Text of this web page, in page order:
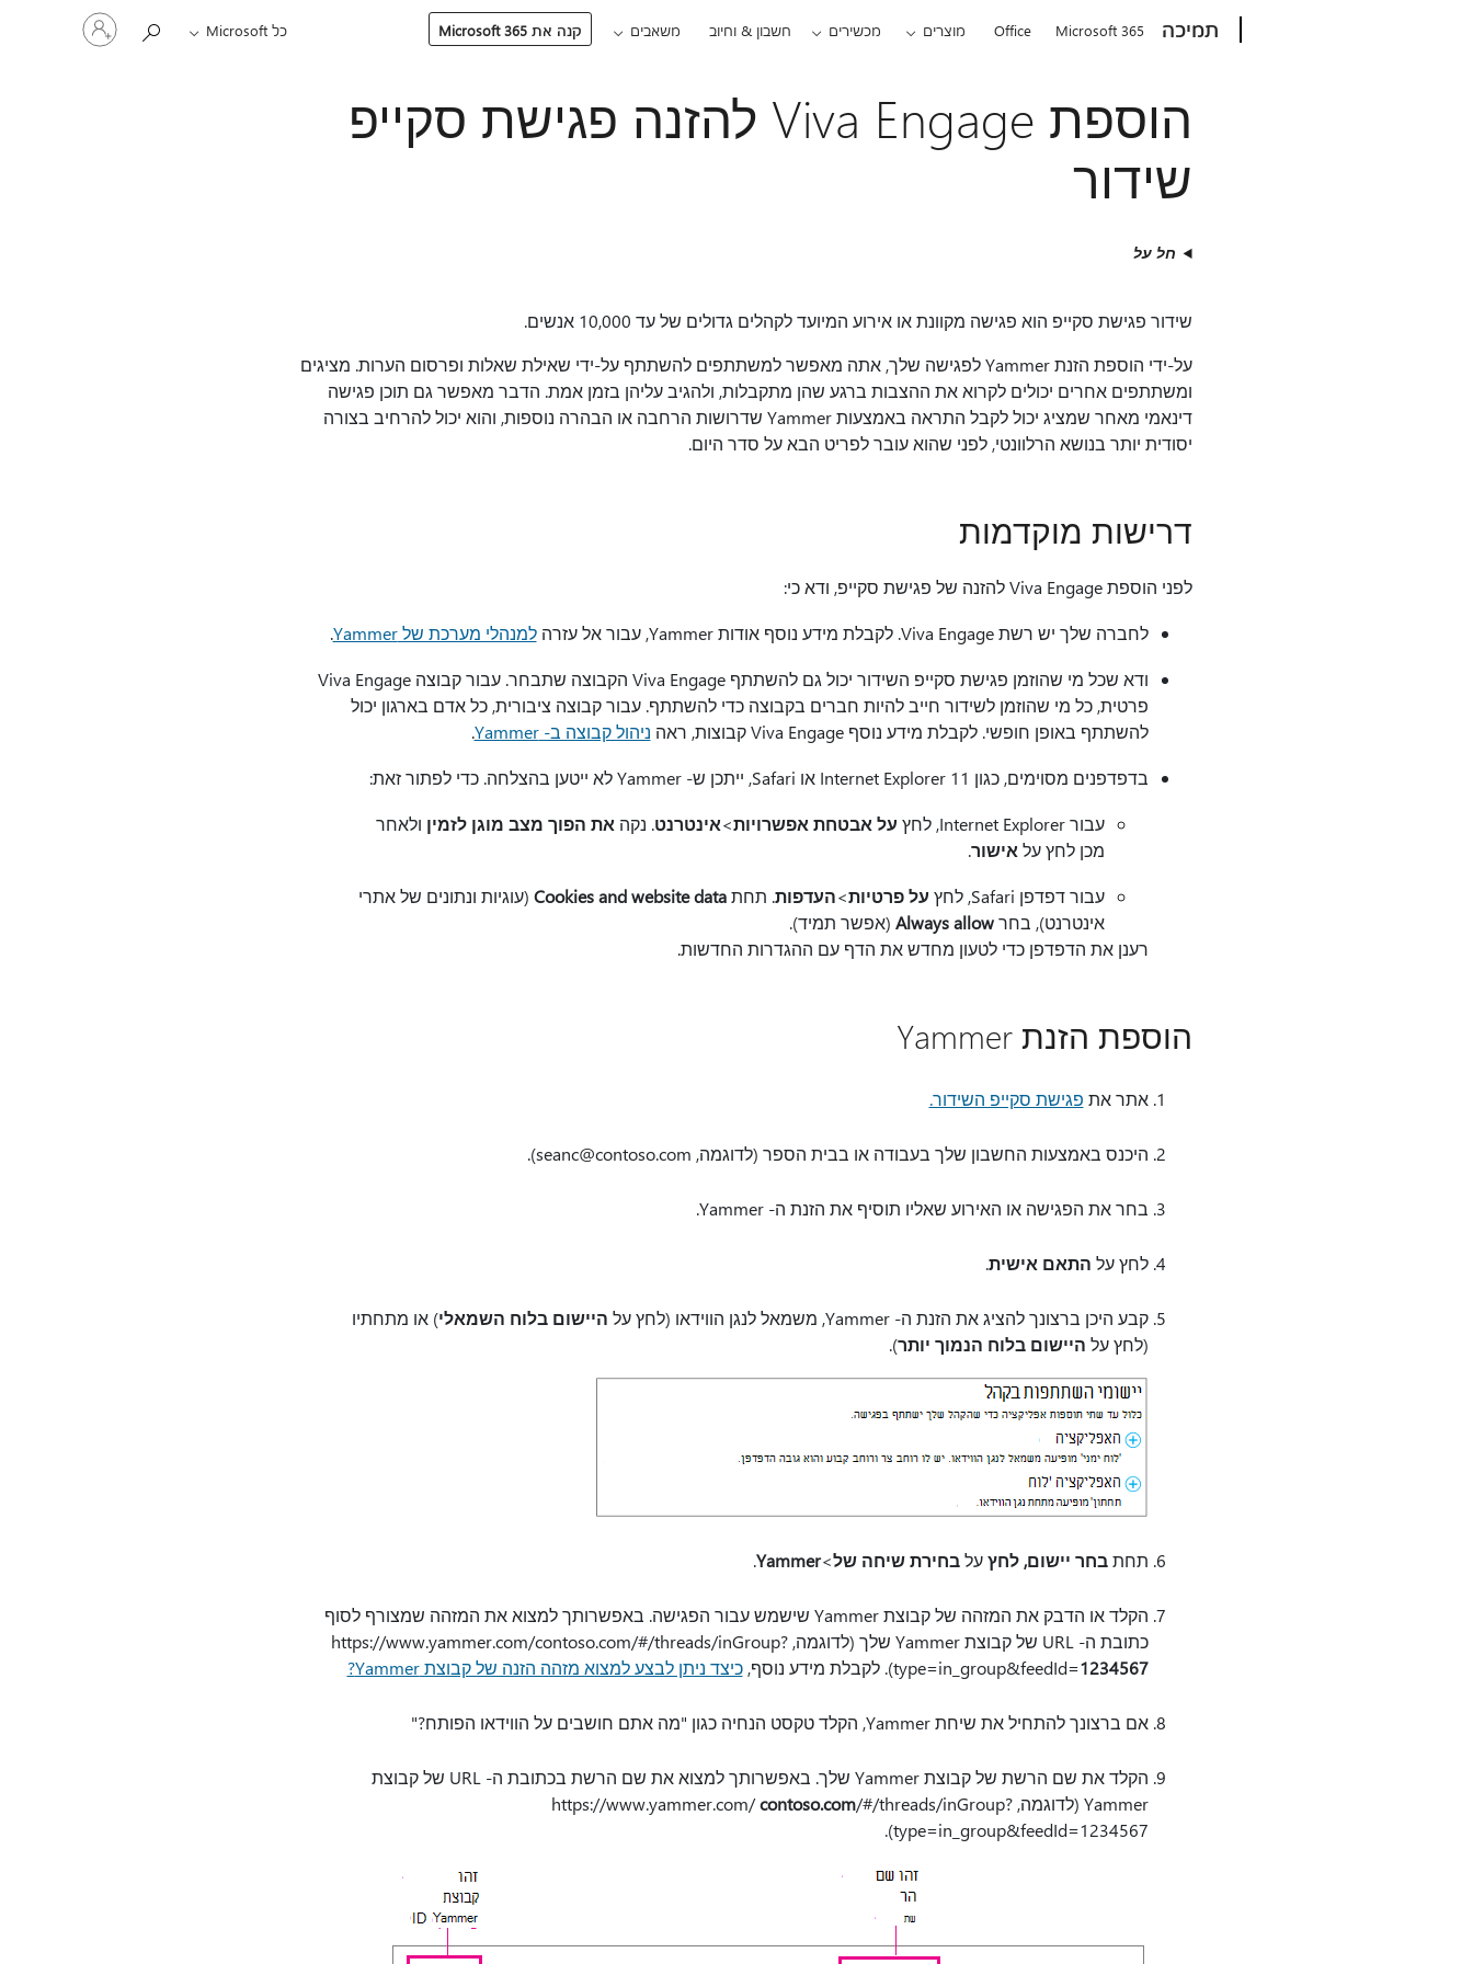
תמיכה Microsoft 365
Office מוצרים מכשירים חשבון & וחיוב משאבים קנה את Microsoft 365 כל Microsoft
היכנס
לחשבון
שלך
הוספת Viva Engage להזנה פגישת סקייפ
שידור
חל על
שידור פגישת סקייפ הוא פגישה מקוונת או אירוע המיועד לקהלים גדולים של עד 10,000 אנשים.
על-ידי הוספת הזנת Yammer לפגישה שלך, אתה מאפשר למשתתפים להשתתף על-ידי שאילת שאלות ופרסום הערות. מציגים
ומשתתפים אחרים יכולים לקרוא את ההצבות ברגע שהן מתקבלות, ולהגיב עליהן בזמן אמת. הדבר מאפשר גם תוכן פגישה
דינאמי מאחר שמציג יכול לקבל התראה באמצעות Yammer שדרושות הרחבה או הבהרה נוספות, והוא יכול להרחיב בצורה
יסודית יותר בנושא הרלוונטי, לפני שהוא עובר לפריט הבא על סדר היום.
דרישות מוקדמות
לפני הוספת Viva Engage להזנה של פגישת סקייפ, ודא כי:
לחברה שלך יש רשת Viva Engage. לקבלת מידע נוסף אודות Yammer, עבור אל עזרה
למנהלי מערכת של Yammer
.
ודא שכל מי שהוזמן פגישת סקייפ השידור יכול גם להשתתף Viva Engage הקבוצה שתבחר. עבור קבוצה Viva Engage
פרטית, כל מי שהוזמן לשידור חייב להיות חברים בקבוצה כדי להשתתף. עבור קבוצה ציבורית, כל אדם בארגון יכול
להשתתף באופן חופשי. לקבלת מידע נוסף Viva Engage קבוצות, ראה
ניהול קבוצה ב- Yammer
.
בדפדפנים מסוימים, כגון Internet Explorer 11 או Safari, ייתכן ש- Yammer לא ייטען בהצלחה. כדי לפתור זאת:
עבור Internet Explorer, לחץ
על אבטחת אפשרויות>אינטרנט. נקה את הפוך מצב מוגן לזמין ולאחר
מכן לחץ על אישור.
עבור דפדפן Safari, לחץ
על פרטיות>העדפות. תחתCookies and website data (עוגיות ונתונים של אתרי
אינטרנט), בחרAlways allow (אפשר תמיד).
רענן את הדפדפן כדי לטעון מחדש את הדף עם ההגדרות החדשות.
הוספת הזנת Yammer
אתר את פגישת סקייפ השידור.
היכנס באמצעות החשבון שלך בעבודה או בבית הספר (לדוגמה, seanc@contoso.com).
בחר את הפגישה או האירוע שאליו תוסיף את הזנת ה- Yammer.
לחץ על התאם אישית.
קבע היכן ברצונך להציג את הזנת ה- Yammer, משמאל לנגן הווידאו (לחץ על היישום בלוח השמאלי) או מתחתיו
(לחץ על היישום בלוח הנמוך יותר).
תחתבחר יישום, לחץעלבחירת שיחה של>
Yammer
.
הקלד או הדבק את המזהה של קבוצת Yammer שישמש עבור הפגישה. באפשרותך למצוא את המזהה שמצורף לסוף
כתובת ה- URL של קבוצת Yammer שלך (לדוגמה, https://www.yammer.com/contoso.com/#/threads/inGroup?
type=in_group&feedId=1234567 ). לקבלת מידע נוסף,כיצד ניתן לבצע למצוא מזהה הזנה של קבוצת Yammer?
אם ברצונך להתחיל את שיחת Yammer, הקלד טקסט הנחיה כגון "מה אתם חושבים על הווידאו הפותח?"
הקלד את שם הרשת של קבוצת Yammer שלך. באפשרותך למצוא את שם הרשת בכתובת ה- URL של קבוצת
Yammer (לדוגמה, https://www.yammer.com/
contoso.com/#/threads/inGroup?
type=in_group&feedId=1234567).